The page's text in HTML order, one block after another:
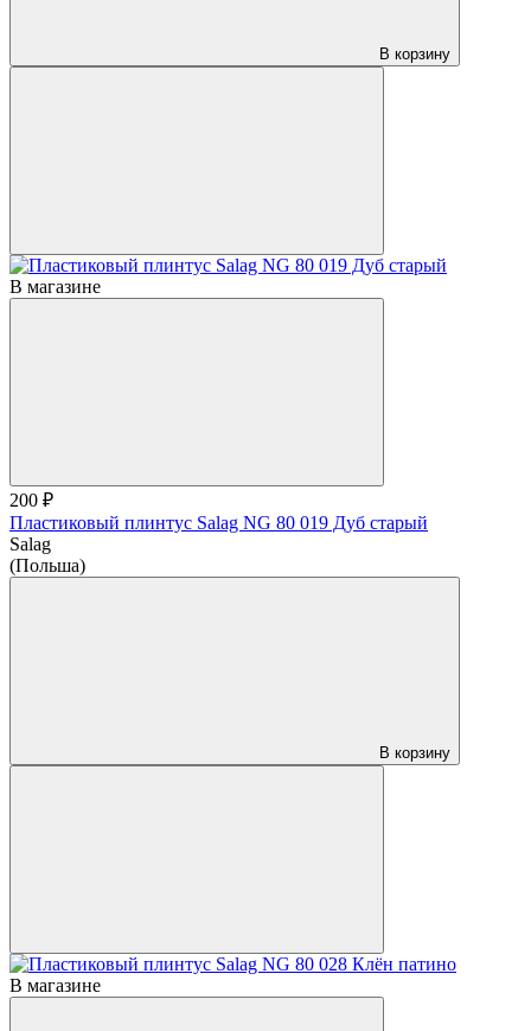
В корзину
В магазине
200 ₽
Пластиковый плинтус Salag NG 80 019 Дуб старый
Salag
(Польша)
В корзину
В магазине